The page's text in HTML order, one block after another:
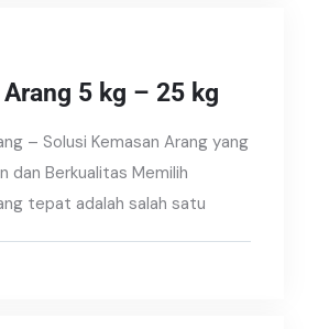
Arang 5 kg – 25 kg
– Solusi Kemasan Arang yang
dan Berkualitas Memilih
tepat adalah salah satu